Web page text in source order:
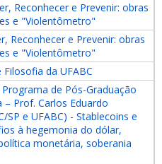
Reconhecer e Prevenir: obras
e "Violentômetro"
Reconhecer e Prevenir: obras
e "Violentômetro"
Filosofia da UFABC
de Pós-Graduação
– Prof. Carlos Eduardo
SP e UFABC) - Stablecoins e
à hegemonia do dólar,
monetária, soberania